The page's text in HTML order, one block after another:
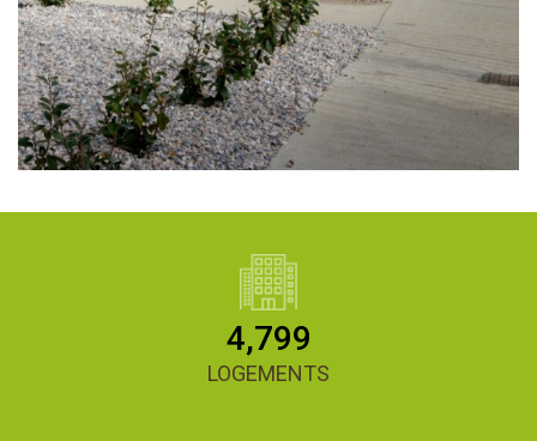
4,800
LOGEMENTS